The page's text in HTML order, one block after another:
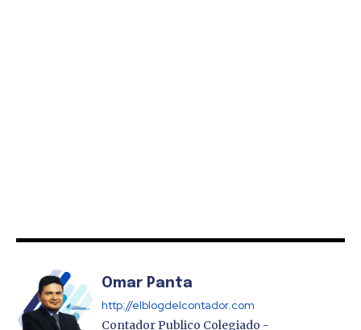
Omar Panta
http://elblogdelcontador.com
Contador Publico Colegiado -